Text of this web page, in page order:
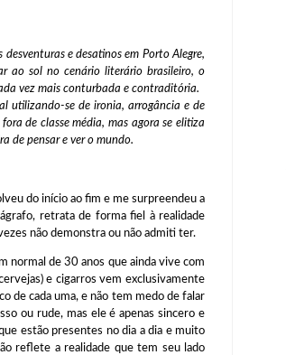
e desatinos em Porto Alegre,
ao sol no cenário literário brasileiro, o
vez mais conturbada e contraditória.
utilizando-se de ironia, arrogância e de
de classe média, mas agora se elitiza
de pensar e ver o mundo.
do início ao fim e me surpreendeu a
retrata de forma fiel à realidade
não demonstra ou não admiti ter.
de 30 anos que ainda vive com
e cigarros vem exclusivamente
de cada uma, e não tem medo de falar
ou rude, mas ele é apenas sincero e
estão presentes no dia a dia e muito
reflete a realidade que tem seu lado